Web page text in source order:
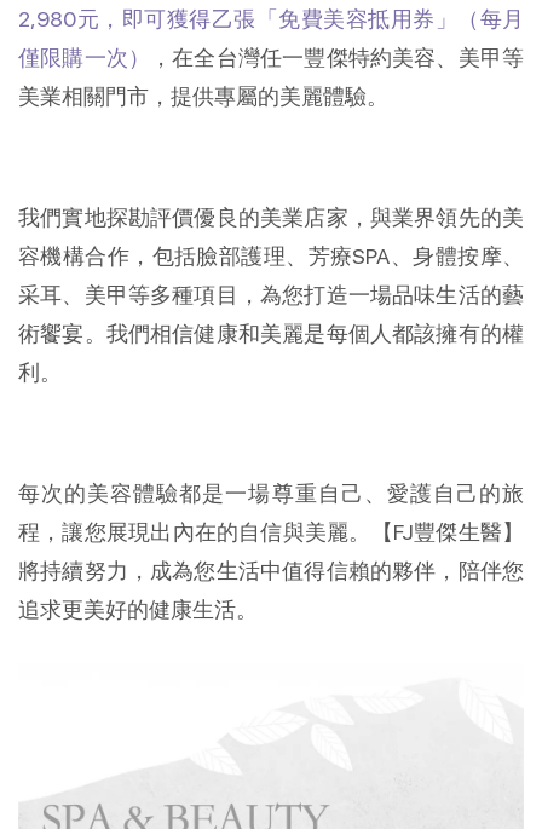
2,980元，即可獲得乙張「免費美容抵用券」（每月
僅限購一次）
，在全台灣任一豐傑特約美容、美甲等
美業相關門市，提供專屬的美麗體驗。
我們實地探勘評價優良的美業店家，與業界領先的美
容機構合作，包括臉部護理、芳療SPA、身體按摩、
采耳、美甲等多種項目，為您打造一場品味生活的藝
術饗宴。我們相信健康和美麗是每個人都該擁有的權
利。
每次的美容體驗都是一場尊重自己、愛護自己的旅
程，讓您展現出內在的自信與美麗。【FJ豐傑生醫】
將持續努力，成為您生活中值得信賴的夥伴，陪伴您
追求更美好的健康生活。